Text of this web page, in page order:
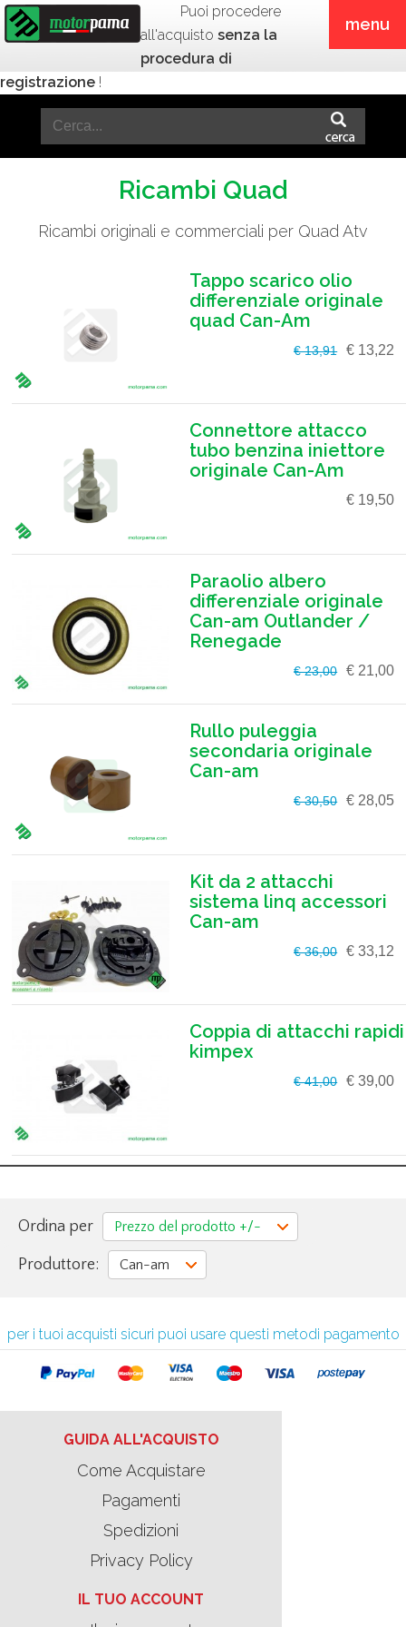
menu
Puoi procedere
all'acquisto senza la
procedura di
registrazione !
Ricambi Quad
Ricambi originali e commerciali per Quad Atv
Tappo scarico olio
differenziale originale
quad Can-Am
€ 13,91 € 13,22
Connettore attacco
tubo benzina iniettore
originale Can-Am
€ 19,50
Paraolio albero
differenziale originale
Can-am Outlander /
Renegade
€ 23,00 € 21,00
Rullo puleggia
secondaria originale
Can-am
€ 30,50 € 28,05
Kit da 2 attacchi
sistema linq accessori
Can-am
€ 36,00 € 33,12
Coppia di attacchi rapidi
kimpex
€ 41,00 € 39,00
Ordina per Prezzo del prodotto +/-
Produttore: Can-am
per i tuoi acquisti sicuri puoi usare questi metodi pagamento
GUIDA ALL'ACQUISTO
Come Acquistare
Pagamenti
Spedizioni
Privacy Policy
IL TUO ACCOUNT